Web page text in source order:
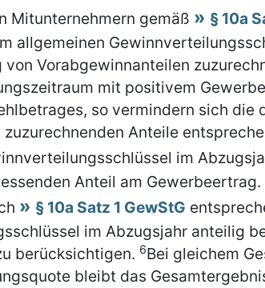
Mitunternehmern gemäß
§ 10a
allgemeinen
Vorabgewinnanteilen
mit positivem
so vermindern sich die
Anteile
im
Anteil am Gewerbeertrag.
§ 10a Satz 1 GewStG
im Abzugsjahr anteilig
berücksichtigen. 6Bei gleichem
bleibt das